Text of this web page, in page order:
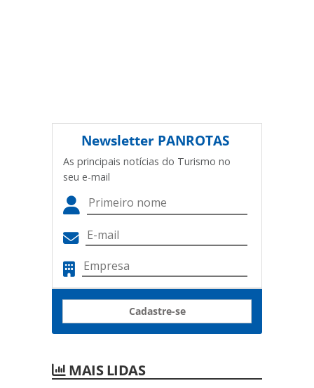
Newsletter PANROTAS
As principais notícias do Turismo no
seu e-mail
Cadastre-se
MAIS LIDAS